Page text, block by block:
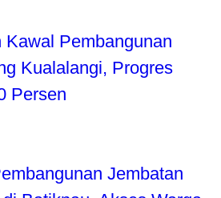
Pembangunan
Kualalangi, Progres
Persen
Jembatan